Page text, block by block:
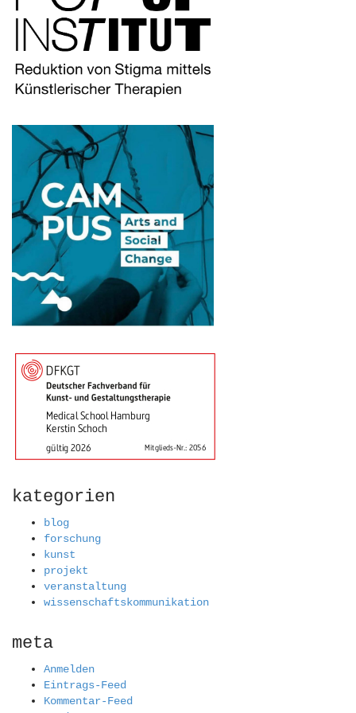
kategorien
blog
forschung
kunst
projekt
veranstaltung
wissenschaftskommunikation
meta
Anmelden
Eintrags-Feed
Kommentar-Feed